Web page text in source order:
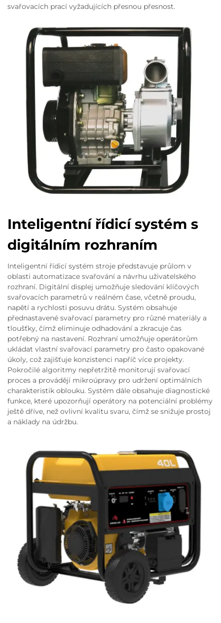
svařovacích prací vyžadujících přesnou přesnost.
Inteligentní řídicí systém s
digitálním rozhraním
Inteligentní řídicí systém stroje představuje průlom v
oblasti automatizace svařování a návrhu uživatelského
rozhraní. Digitální displej umožňuje sledování klíčových
svařovacích parametrů v reálném čase, včetně proudu,
napětí a rychlosti posuvu drátu. Systém obsahuje
přednastavené svařovací parametry pro různé materiály a
tloušťky, čímž eliminuje odhadování a zkracuje čas
potřebný na nastavení. Rozhraní umožňuje operátorům
ukládat vlastní svařovací parametry pro často opakované
úkoly, což zajišťuje konzistenci napříč více projekty.
Pokročilé algoritmy nepřetržitě monitorují svařovací
proces a provádějí mikroúpravy pro udržení optimálních
charakteristik oblouku. Systém dále obsahuje diagnostické
funkce, které upozorňují operátory na potenciální problémy
ještě dříve, než ovlivní kvalitu svaru, čímž se snižuje prostoj
a náklady na údržbu.